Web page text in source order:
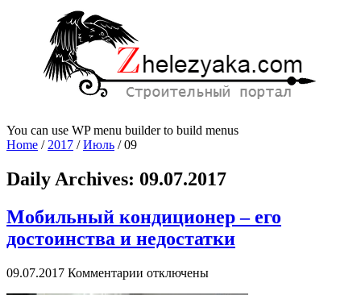
You can use WP menu builder to build menus
Home /2017 /Июль /09
Daily Archives: 09.07.2017
Мобильный кондиционер – его
достоинства и недостатки
09.07.2017 Комментарии котключены